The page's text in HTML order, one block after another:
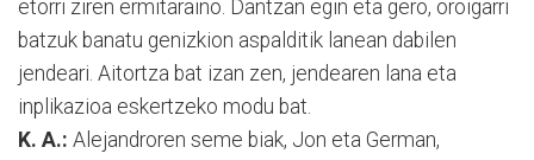
etorri ziren ermitaraino. Dantzan egin eta gero, oroigarri
batzuk banatu genizkion aspalditik lanean dabilen
jendeari. Aitortza bat izan zen, jendearen lana eta
inplikazioa eskertzeko modu bat.
K. A.: Alejandroren seme biak, Jon eta German,